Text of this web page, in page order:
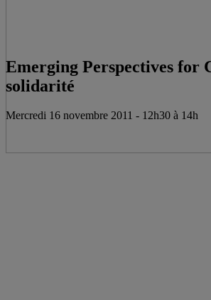
Emerging Perspectives for
solidarité
Mercredi 16 novembre 2011 - 12h30 à 14h